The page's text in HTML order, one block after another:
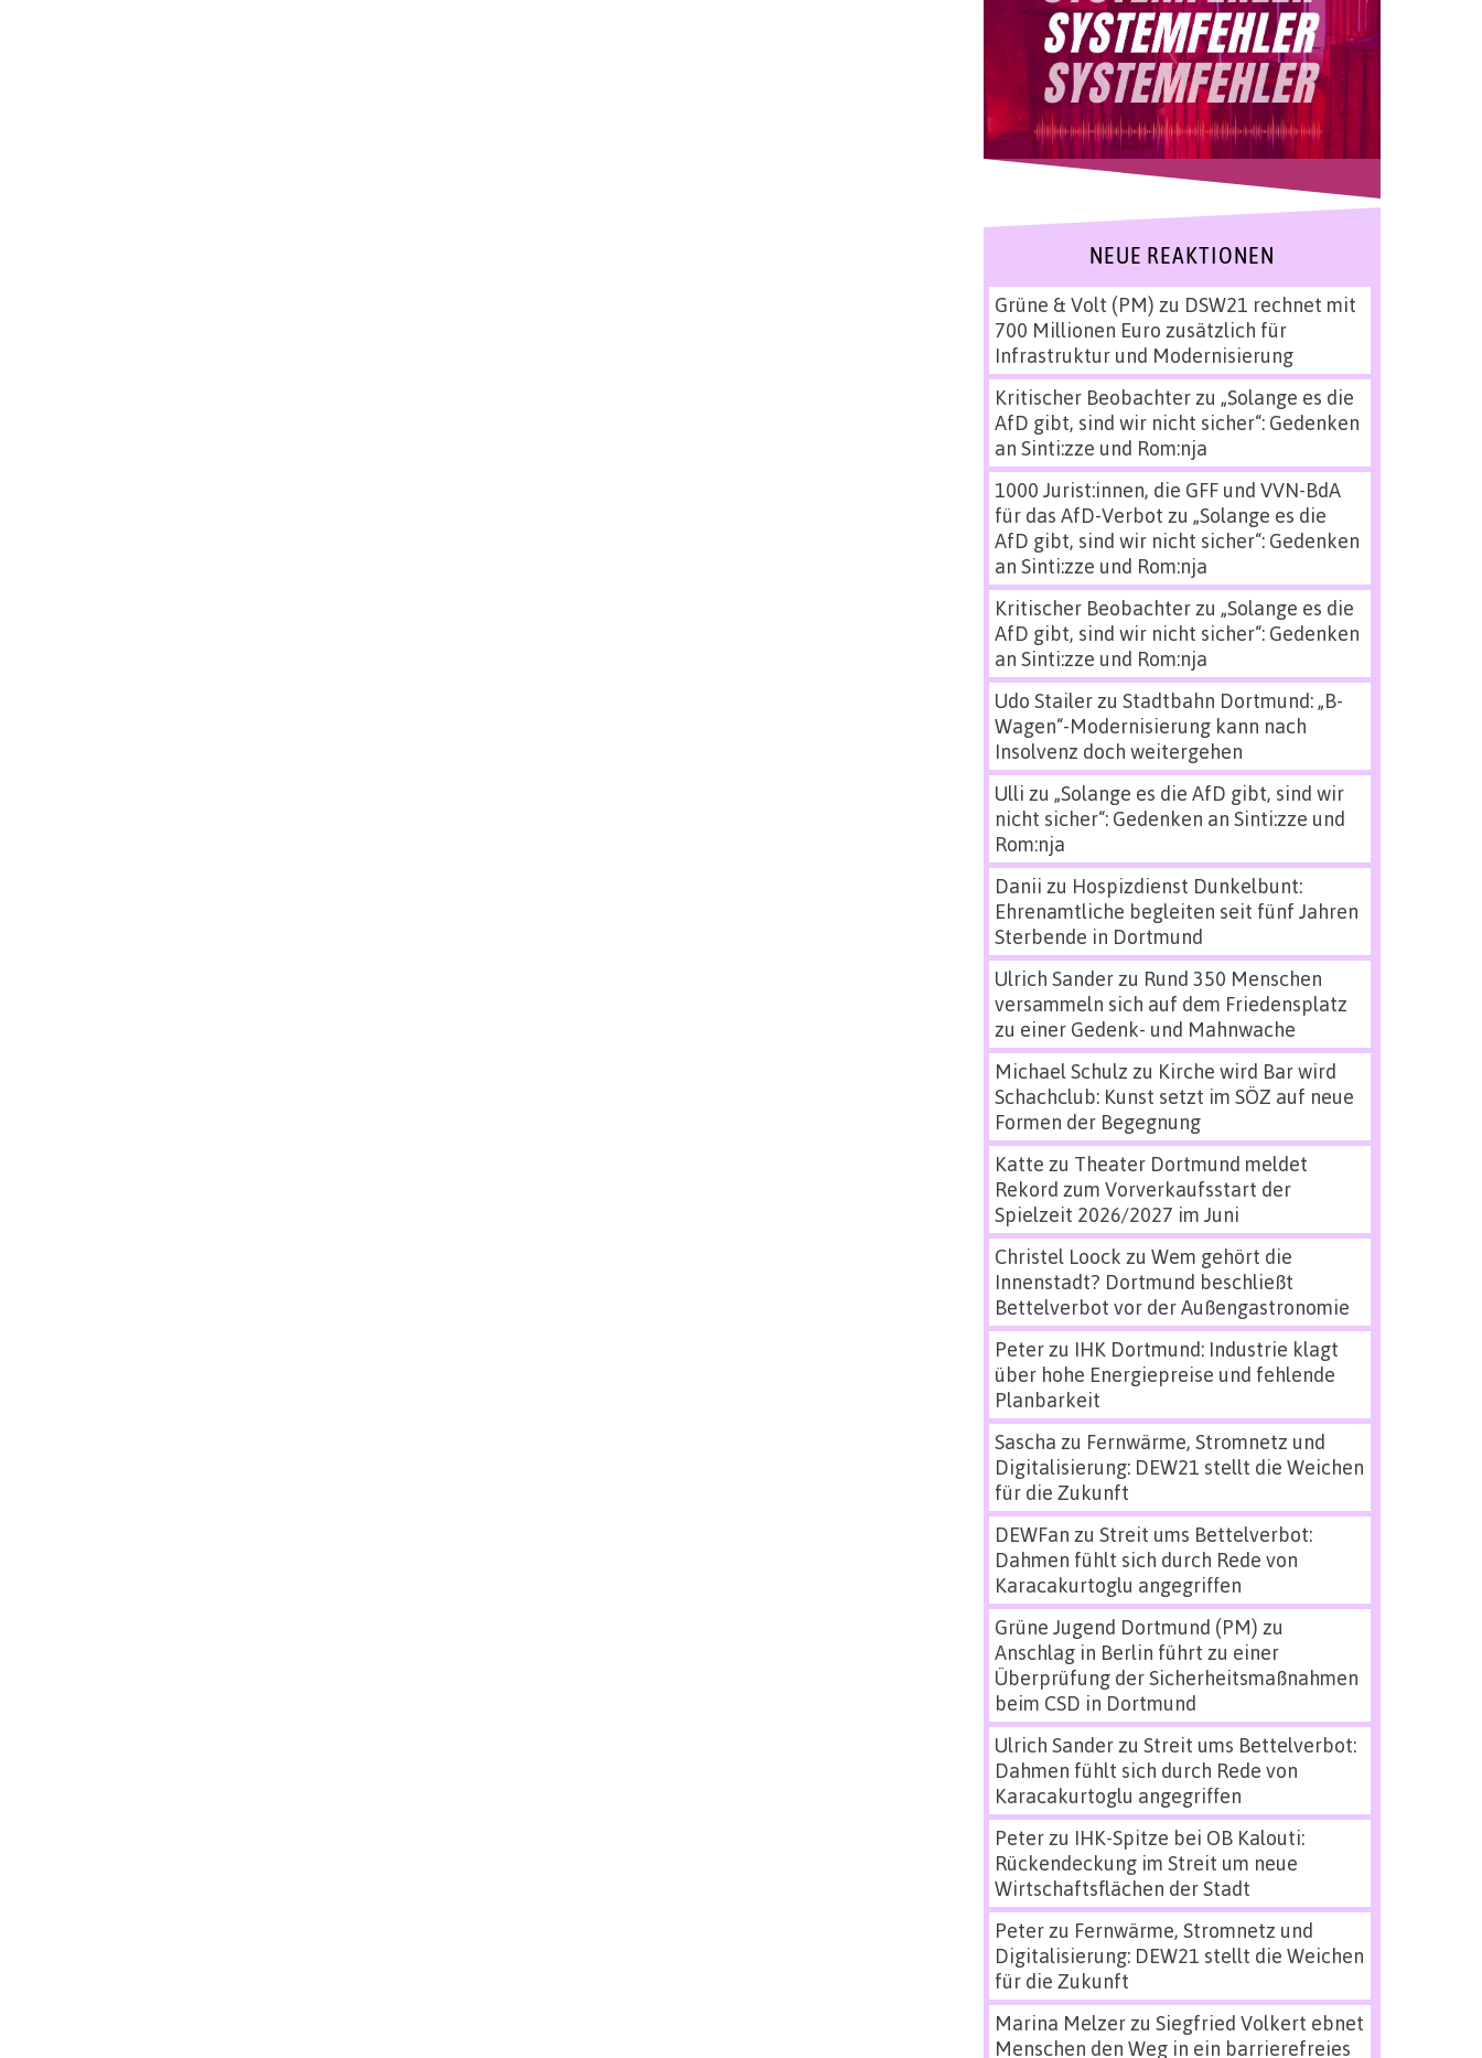
NEUE REAKTIONEN
Grüne & Volt (PM) zu DSW21 rechnet mit
700 Millionen Euro zusätzlich für
Infrastruktur und Modernisierung
Kritischer Beobachterzu „Solange es die
AfD gibt, sind wir nicht sicher“: Gedenken
an Sinti:zze und Rom:nja
1000 Jurist:innen, die GFF und VVN-BdA
für das AfD-Verbot zu „Solange es die
AfD gibt, sind wir nicht sicher“: Gedenken
an Sinti:zze und Rom:nja
Kritischer Beobachterzu „Solange es die
AfD gibt, sind wir nicht sicher“: Gedenken
an Sinti:zze und Rom:nja
Udo Stailerzu Stadtbahn Dortmund: „B-
Wagen“-Modernisierung kann nach
Insolvenz doch weitergehen
Ulli zu „Solange es die AfD gibt, sind wir
nicht sicher“: Gedenken an Sinti:zze und
Rom:nja
Danii zu Hospizdienst Dunkelbunt:
Ehrenamtliche begleiten seit fünf Jahren
Sterbende in Dortmund
Ulrich Sanderzu Rund 350 Menschen
versammeln sich auf dem Friedensplatz
zu einer Gedenk- und Mahnwache
Michael Schulz zu Kirche wird Bar wird
Schachclub: Kunst setzt im SÖZ auf neue
Formen der Begegnung
Katte zu Theater Dortmund meldet
Rekord zum Vorverkaufsstart der
Spielzeit 2026/2027 im Juni
Christel Loock zu Wem gehört die
Innenstadt? Dortmund beschließt
Bettelverbot vor der Außengastronomie
Peterzu IHK Dortmund: Industrie klagt
über hohe Energiepreise und fehlende
Planbarkeit
Sascha zu Fernwärme, Stromnetz und
Digitalisierung: DEW21 stellt die Weichen
für die Zukunft
DEWFan zu Streit ums Bettelverbot:
Dahmen fühlt sich durch Rede von
Karacakurtoglu angegriffen
Grüne Jugend Dortmund (PM) zu
Anschlag in Berlin führt zu einer
Überprüfung der Sicherheitsmaßnahmen
beim CSD in Dortmund
Ulrich Sanderzu Streit ums Bettelverbot:
Dahmen fühlt sich durch Rede von
Karacakurtoglu angegriffen
Peterzu IHK-Spitze bei OB Kalouti:
Rückendeckung im Streit um neue
Wirtschaftsflächen der Stadt
Peterzu Fernwärme, Stromnetz und
Digitalisierung: DEW21 stellt die Weichen
für die Zukunft
Marina Melzerzu Siegfried Volkert ebnet
Menschen den Weg in ein barrierefreies